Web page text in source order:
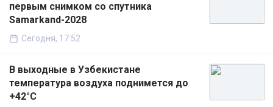
первым снимком со спутника
Samarkand-2028
Сегодня, 17:52
В выходные в Узбекистане
температура воздуха поднимется до
+42°C